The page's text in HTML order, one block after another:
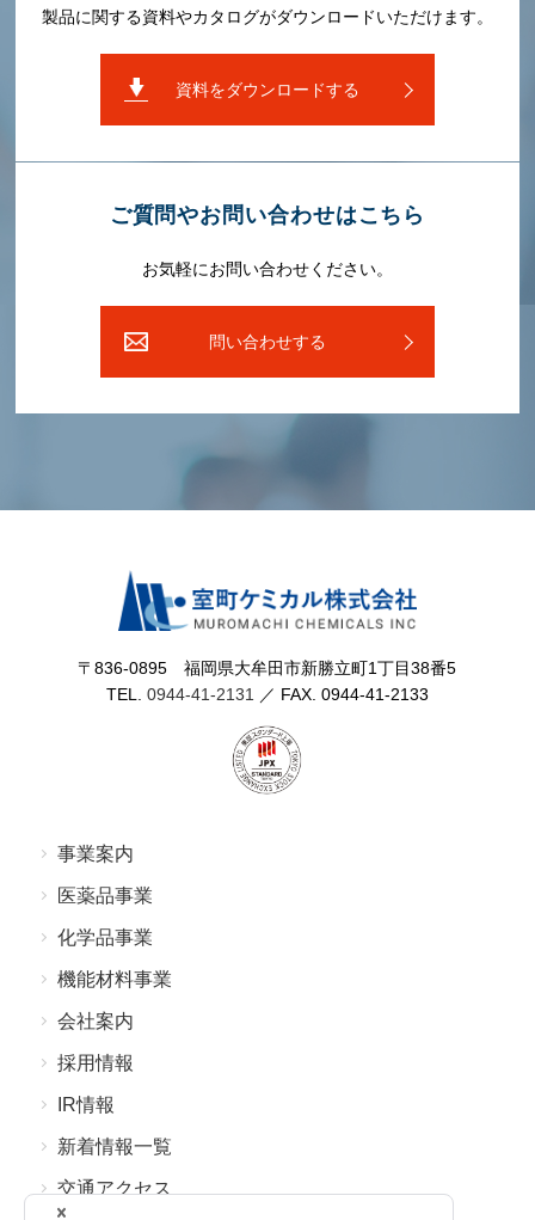
製品に関する資料やカタログがダウンロードいただけます。
資料をダウンロードする
ご質問やお問い合わせはこちら
お気軽にお問い合わせください。
問い合わせする
〒836-0895 福岡県⼤牟⽥市新勝⽴町1丁⽬38番5
TEL. 0944-41-2131 ／ FAX. 0944-41-2133
事業案内
医薬品事業
化学品事業
機能材料事業
会社案内
採⽤情報
IR情報
新着情報⼀覧
交通アクセス